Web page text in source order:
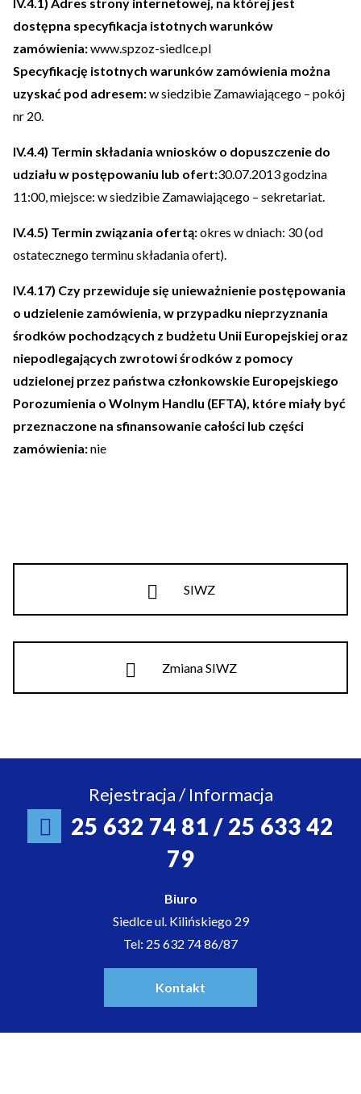
dostępna specyfikacja istotnych warunków
zamówienia:www.spzoz-siedlce.pl
Specyfikację istotnych warunków zamówienia można
uzyskać pod adresem:w siedzibie Zamawiającego – pokój
nr 20.
IV.4.4) Termin składania wniosków o dopuszczenie do
udziału w postępowaniu lub ofert:30.07.2013 godzina
11:00, miejsce: w siedzibie Zamawiającego – sekretariat.
IV.4.5) Termin związania ofertą:okres w dniach: 30 (od
ostatecznego terminu składania ofert).
IV.4.17) Czy przewiduje się unieważnienie postępowania
o udzielenie zamówienia, w przypadku nieprzyznania
środków pochodzących z budżetu Unii Europejskiej oraz
niepodlegających zwrotowi środków z pomocy
udzielonej przez państwa członkowskie Europejskiego
Porozumienia o Wolnym Handlu (EFTA), które miały być
przeznaczone na sfinansowanie całości lub części
zamówienia:nie
SIWZ
Zmiana SIWZ
Rejestracja / Informacja
25 632 74 81 / 25 633 42
79
Biuro
Siedlce ul. Kilińskiego 29
Tel: 25 632 74 86/87
Kontakt